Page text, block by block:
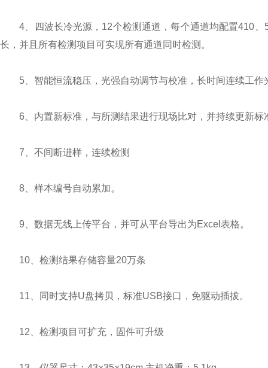
4、四波长冷光源，12个检测通道，每个通道均配置410、
长，并且所有检测项目可实现所有通道同时检测。
5、智能恒流稳压，光强自动调节与校准，长时间连续工作
6、内置新标准，与所测结果进行现场比对，并持续更新标
7、不间断进样，连续检测
8、样本编号自动累加。
9、数据无线上传平台，并可从平台导出为Excel表格。
10、检测结果存储容量20万条
11、同时支持U盘拷贝，标准USB接口，免驱动插拔。
12、检测项目可扩充，固件可升级